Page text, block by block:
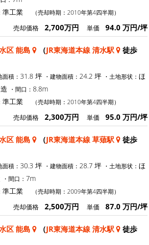
準工業 （売却時期：2010年第4四半期）
売却価格 2,700万円 単価 94.0 万円/坪
区 能島 （JR東海道本線 清水駅
徒歩
面積： 31.8 坪 ・建物面積： 24.2 坪 ・土地形状： ほ
・間口： 8.8m
準工業 （売却時期：2010年第4四半期）
売却価格 2,300万円 単価 95.0 万円/坪
区 能島 （JR東海道本線 草薙駅
徒歩
面積： 30.3 坪 ・建物面積： 28.7 坪 ・土地形状： ほ
・間口： 7m
準工業 （売却時期：2009年第4四半期）
売却価格 2,500万円 単価 87.0 万円/坪
区 能島 （JR東海道本線 清水駅
徒歩